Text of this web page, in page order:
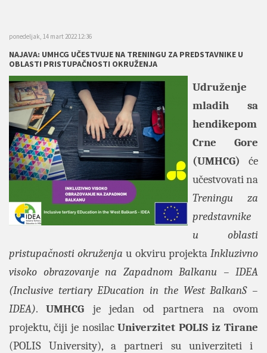
ponedeljak, 14 mart 2022 12:36
NAJAVA: UMHCG UČESTVUJE NA TRENINGU ZA PREDSTAVNIKE U
OBLASTI PRISTUPAČNOSTI OKRUŽENJA
Udruženje
mladih sa
hendikepom
Crne Gore
(UMHCG) će
učestvovati na
Treningu za
predstavnike
u oblasti
pristupačnosti okruženjau okviru projektaInkluzivno
visoko obrazovanje na Zapadnom Balkanu – IDEA
(Inclusive tertiary EDucation in the West BalkanS –
IDEA).UMHCG je jedan od partnera na ovom
projektu, čiji je nosilacUniverzitet POLIS iz Tirane
(POLIS University), a partneri su univerziteti i